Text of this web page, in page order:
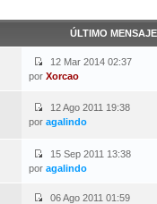
ÚLTIMO MENSAJE
12 Mar 2014 02:37
por Xorcao
12 Ago 2011 19:38
por agalindo
15 Sep 2011 13:38
por agalindo
06 Ago 2011 01:59